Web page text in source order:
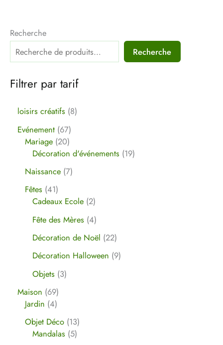
Recherche
Recherche
Filtrer par tarif
loisirs créatifs 8
Evénement 67
Mariage 20
Décoration d'événements 19
Naissance 7
Fêtes 41
Cadeaux Ecole 2
Fête des Mères 4
Décoration de Noël 22
Décoration Halloween 9
Objets 3
Maison 69
Jardin 4
Objet Déco 13
Mandalas 5